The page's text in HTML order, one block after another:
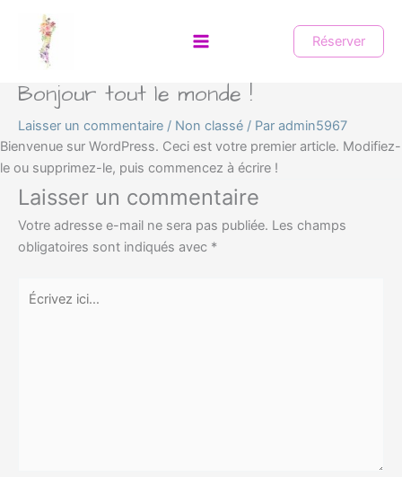
contenu
Menu
Réserver
Bonjour tout le monde !
Laisser un commentaire / Non classé / Par admin5967
Bienvenue sur WordPress. Ceci est votre premier article. Modifiez-
le ou supprimez-le, puis commencez à écrire !
Laisser un commentaire
Votre adresse e-mail ne sera pas publiée. Les champs
obligatoires sont indiqués avec *
Écrivez
ici…